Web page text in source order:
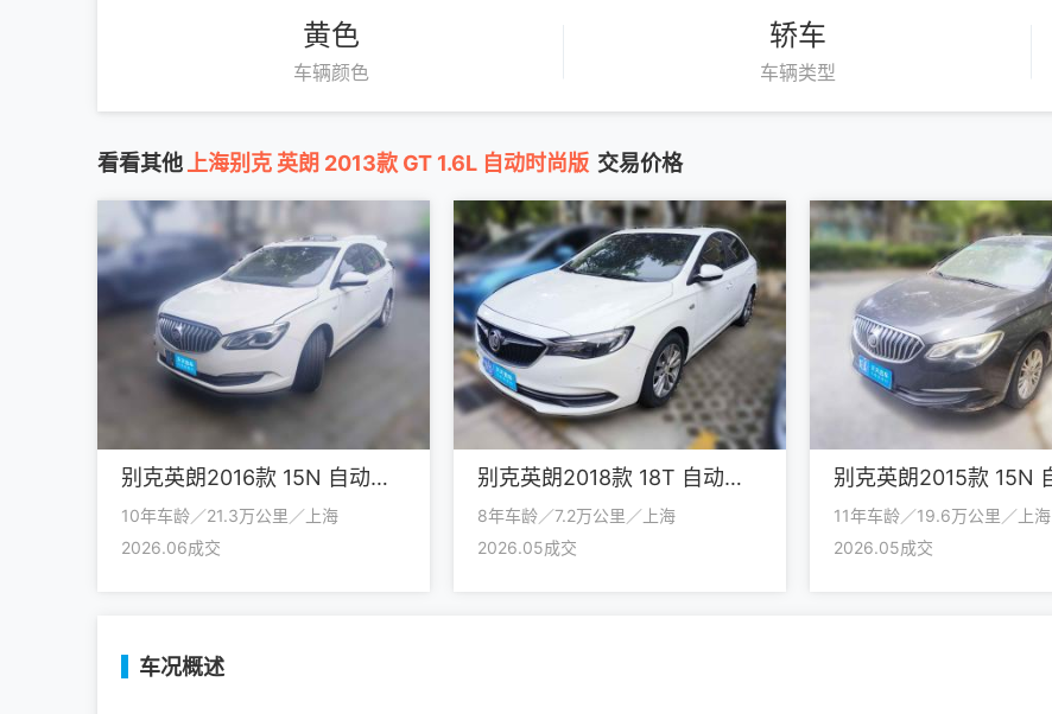
黄色
车辆颜色
轿车
车辆类型
看看其他 上海别克 英朗 2013款 GT 1.6L 自动时尚版 交易价格
别克英朗2016款 15N 自动精英型
10年车龄／21.3万公里／上海
2026.06成交
别克英朗2018款 18T 自动旗舰型
8年车龄／7.2万公里／上海
2026.05成交
11年车龄／19.6万公里／上海
2026.05成交
车况概述